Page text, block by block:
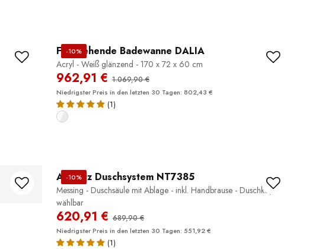
-10%
Freistehende Badewanne DALIA
Acryl - Weiß glänzend - 170 x 72 x 60 cm
962,91 € 1.069,90 €
Niedrigster Preis in den letzten 30 Tagen: 802,43 €
(1)
-10%
Aufputz Duschsystem NT7385
Messing - Duschsäule mit Ablage - inkl. Handbrause - Duschkopf
wählbar
620,91 € 689,90 €
Niedrigster Preis in den letzten 30 Tagen: 551,92 €
(1)